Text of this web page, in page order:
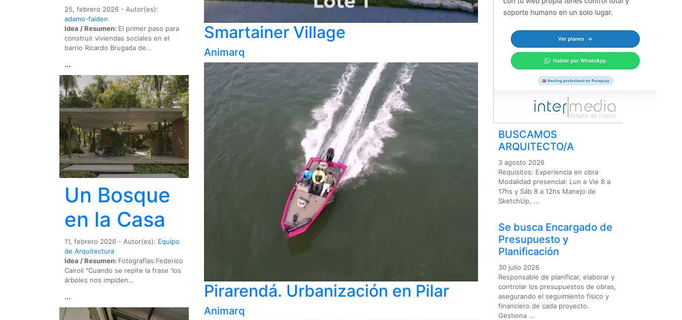
Smartainer Village
Animarq
Pirarendá. Urbanización en Pilar
Animarq
25, febrero 2026 - Autor(es):
adamo-faiden
Idea / Resumen: El primer paso para
construir viviendas sociales en el
barrio Ricardo Brugada de…
...
Un Bosque
en la Casa
11, febrero 2026 - Autor(es): Equipo
de Arquitectura
Idea / Resumen: Fotografías:Federico
Cairoli "Cuando se repite la frase 'los
árboles nos impiden…
...
BUSCAMOS
ARQUITECTO/A
3 agosto 2026
Requisitos: Experiencia en obra
Modalidad presencial: Lun a Vie 8 a
17hs y Sáb 8 a 12hs Manejo de
SketchUp, ...
Se busca Encargado de
Presupuesto y
Planificación
30 julio 2026
Responsable de planificar, elaborar y
controlar los presupuestos de obras,
asegurando el seguimiento físico y
financiero de cada proyecto.
Gestiona ...